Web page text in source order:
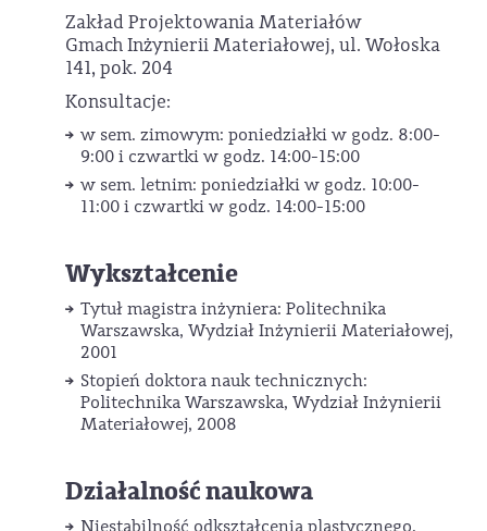
Zakład Projektowania Materiałów
Gmach Inżynierii Materiałowej, ul. Wołoska
141, pok. 204
Konsultacje:
w sem. zimowym: poniedziałki w godz. 8:00-
9:00 i czwartki w godz. 14:00-15:00
w sem. letnim: poniedziałki w godz. 10:00-
11:00 i czwartki w godz. 14:00-15:00
Wykształcenie
Tytuł magistra inżyniera: Politechnika
Warszawska, Wydział Inżynierii Materiałowej,
2001
Stopień doktora nauk technicznych:
Politechnika Warszawska, Wydział Inżynierii
Materiałowej, 2008
Działalność naukowa
Niestabilność odkształcenia plastycznego,